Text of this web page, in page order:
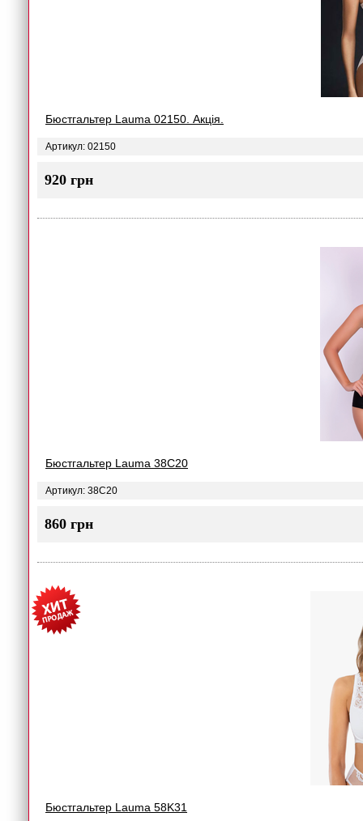
Бюстгальтер Lauma 02150. Акція.
Артикул: 02150
920 грн
Бюстгальтер Lauma 38C20
Артикул: 38C20
860 грн
Бюстгальтер Lauma 58K31